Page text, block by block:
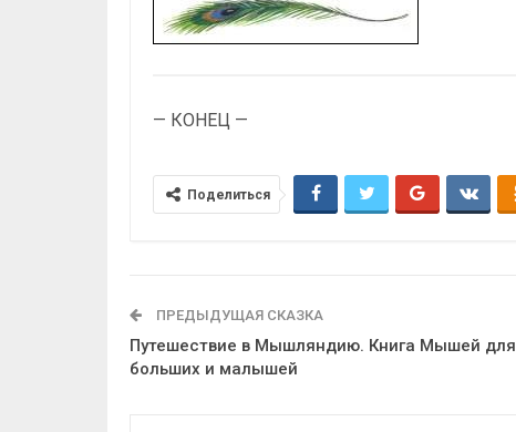
— КОНЕЦ —
Поделиться
ПРЕДЫДУЩАЯ СКАЗКА
Путешествие в Мышляндию. Книга Мышей для
больших и малышей